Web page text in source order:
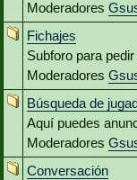
Moderadores
Fichajes
Subforo para
Moderadores
Búsqueda de
Aquí puedes
Moderadores
Conversación